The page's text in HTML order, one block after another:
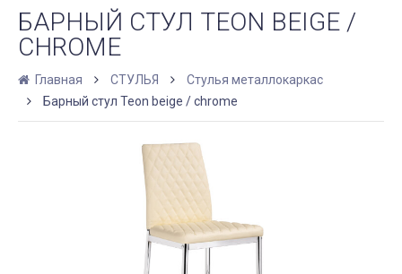
БАРНЫЙ СТУЛ TEON BEIGE /
CHROME
Главная СТУЛЬЯ
Стулья металлокаркас
Барный стул Teon beige / chrome